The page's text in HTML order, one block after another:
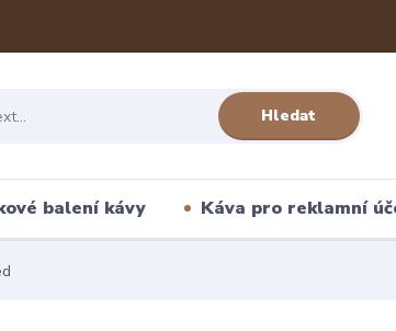
Hledat
balení kávy Káva pro reklamní